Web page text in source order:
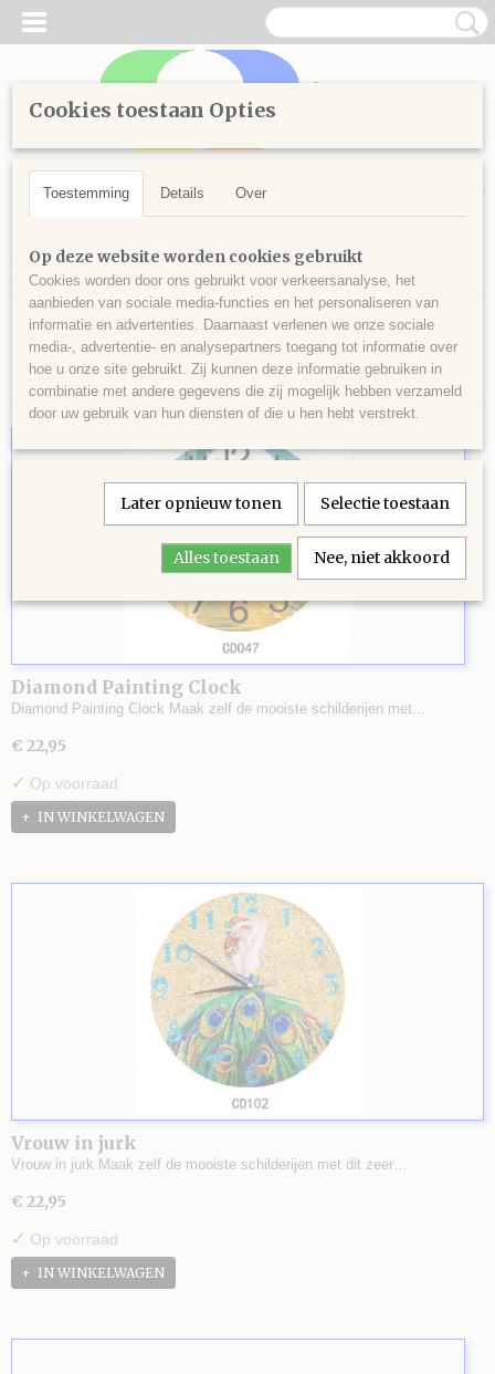
Inloggen Registreren
UW WINKELWAGEN
Home >Diamond Painting> Diamond Painting pakketten
Klokken
Sorteer op:
Diamond Painting Clock
Diamond Painting Clock Maak zelf de mooiste schilderijen met…
€ 22,95
✓ Op voorraad
IN WINKELWAGEN
Vrouw in jurk
Vrouw in jurk Maak zelf de mooiste schilderijen met dit zeer…
€ 22,95
✓ Op voorraad
IN WINKELWAGEN
Cookies toestaan Opties
Toestemming Details Over
Op deze website worden cookies gebruikt
Cookies worden door ons gebruikt voor verkeersanalyse, het
aanbieden van sociale media-functies en het personaliseren van
informatie en advertenties. Daarnaast verlenen we onze sociale
media-, advertentie- en analysepartners toegang tot informatie over
hoe u onze site gebruikt. Zij kunnen deze informatie gebruiken in
combinatie met andere gegevens die zij mogelijk hebben verzameld
door uw gebruik van hun diensten of die u hen hebt verstrekt.
Later opnieuw tonen Selectie toestaan
Alles toestaan Nee, niet akkoord